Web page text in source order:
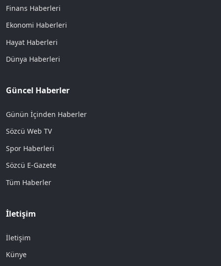
Finans Haberleri
Ekonomi Haberleri
Hayat Haberleri
Dünya Haberleri
Güncel Haberler
Günün İçinden Haberler
Sözcü Web TV
Spor Haberleri
Sözcü E-Gazete
Tüm Haberler
İletişim
İletişim
Künye